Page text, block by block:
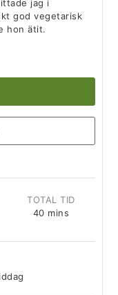
jag i
god vegetarisk
hon ätit.
TOTAL TID
40 mins